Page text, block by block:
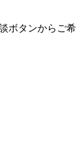
ボタンからご希